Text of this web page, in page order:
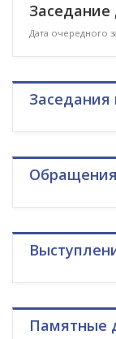
Дата очередного
Заседания
Памятные